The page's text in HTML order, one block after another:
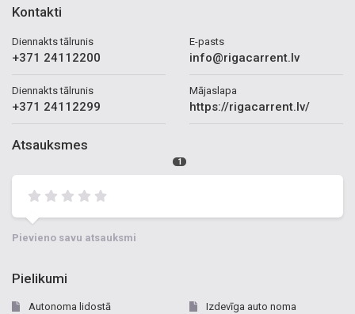
Kontakti
Diennakts tālrunis
+371 24112200
Diennakts tālrunis
+371 24112299
E-pasts
info@rigacarrent.lv
Mājaslapa
https://rigacarrent.lv/
Atsauksmes
1
Pievieno savu atsauksmi
Pielikumi
Autonoma lidostā Izdevīga auto noma